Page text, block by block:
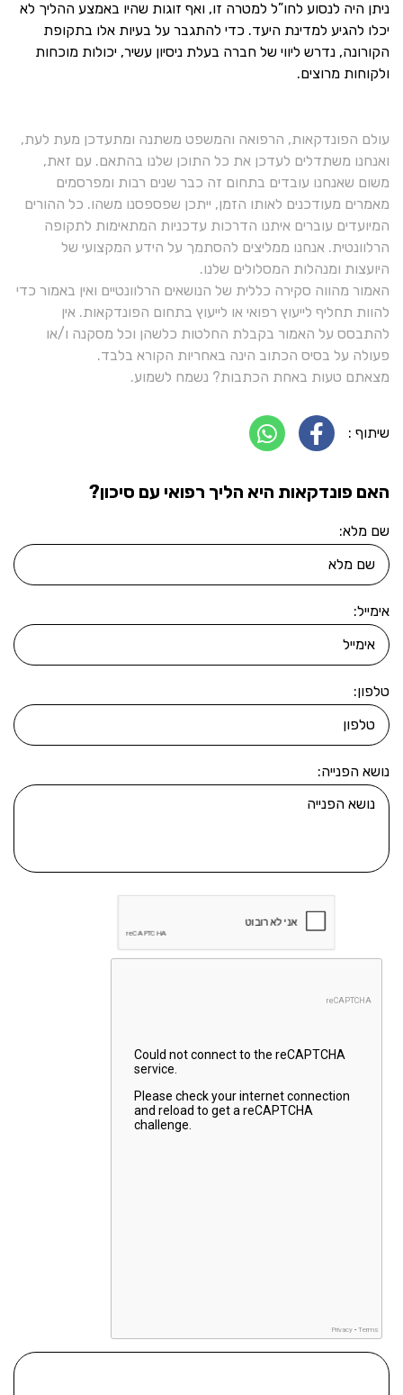
ניתן היה לנסוע לחו”ל למטרה זו, ואף זוגות שהיו באמצע ההליך לא
יכלו להגיע למדינת היעד. כדי להתגבר על בעיות אלו בתקופת
הקורונה, נדרש ליווי של חברה בעלת ניסיון עשיר, יכולות מוכחות
ולקוחות מרוצים.
עולם הפונדקאות, הרפואה והמשפט משתנה ומתעדכן מעת לעת,
ואנחנו משתדלים לעדכן את כל התוכן שלנו בהתאם. עם זאת,
משום שאנחנו עובדים בתחום זה כבר שנים רבות ומפרסמים
מאמרים מעודכנים לאותו הזמן, ייתכן שפספסנו משהו. כל ההורים
המיועדים עוברים איתנו הדרכות עדכניות המתאימות לתקופה
הרלוונטית. אנחנו ממליצים להסתמך על הידע המקצועי של
היועצות ומנהלות המסלולים שלנו.
האמור מהווה סקירה כללית של הנושאים הרלוונטיים ואין באמור כדי
להוות תחליף לייעוץ רפואי או לייעוץ בתחום הפונדקאות. אין
להתבסס על האמור בקבלת החלטות כלשהן וכל מסקנה ו/או
פעולה על בסיס הכתוב הינה באחריות הקורא בלבד.
מצאתם טעות באחת הכתבות? נשמח לשמוע.
שיתוף :
האם פונדקאות היא הליך רפואי עם סיכון?
שם מלא:
אימייל:
טלפון:
נושא הפנייה: